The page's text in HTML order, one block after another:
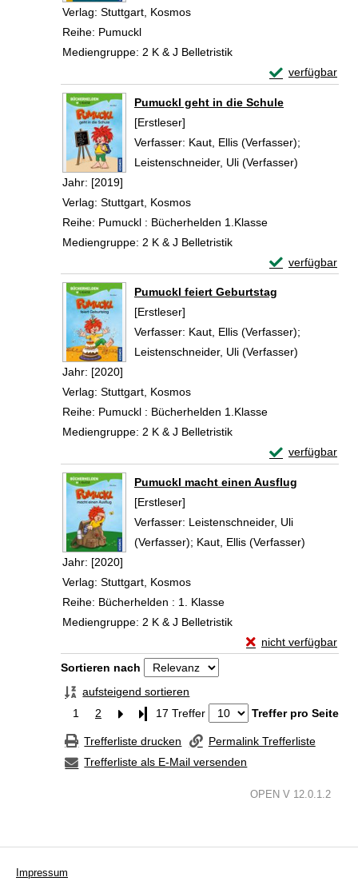
Verlag: Stuttgart, Kosmos
Reihe: Pumuckl
Mediengruppe: 2 K & J Belletristik
verfügbar
Exemplar-
Pumuckl geht in die Schule
[Erstleser]
Verfasser: Kaut, Ellis (Verfasser);
Leistenschneider, Uli (Verfasser)
Jahr: [2019]
Verlag: Stuttgart, Kosmos
Reihe: Pumuckl : Bücherhelden 1.Klasse
Mediengruppe: 2 K & J Belletristik
verfügbar
Exemplar-
Pumuckl feiert Geburtstag
[Erstleser]
Verfasser: Kaut, Ellis (Verfasser);
Leistenschneider, Uli (Verfasser)
Jahr: [2020]
Verlag: Stuttgart, Kosmos
Reihe: Pumuckl : Bücherhelden 1.Klasse
Mediengruppe: 2 K & J Belletristik
verfügbar
Exemplar-
Pumuckl macht einen Ausflug
[Erstleser]
Verfasser: Leistenschneider, Uli
(Verfasser); Kaut, Ellis (Verfasser)
Jahr: [2020]
Verlag: Stuttgart, Kosmos
Reihe: Bücherhelden : 1. Klasse
Mediengruppe: 2 K & J Belletristik
nicht verfügbar
Exemplar-Details
Zu den Suchfiltern springen
Sortieren nach
aufsteigend sortieren
1
2 Letzte Seite
17 Treffer Treffer pro Seite
Trefferliste drucken
Permalink Trefferliste
Trefferliste als E-Mail versenden
OPEN V 12.0.1.2
Impressum